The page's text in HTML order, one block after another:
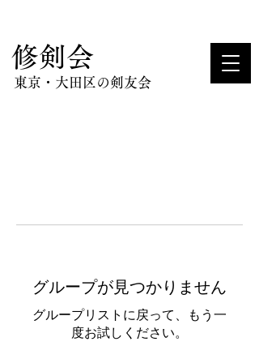
​修剣会
東京・大田区の剣友会
グループが見つかりません
グループリストに戻って、もう一
度お試しください。